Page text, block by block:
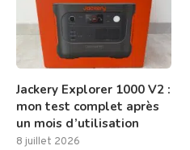
Jackery Explorer 1000 V2 :
mon test complet après
un mois d’utilisation
8 juillet 2026